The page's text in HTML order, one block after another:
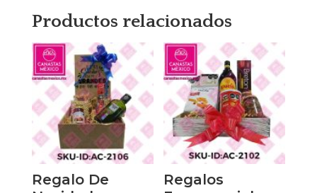
Productos relacionados
Regalo De
Regalos